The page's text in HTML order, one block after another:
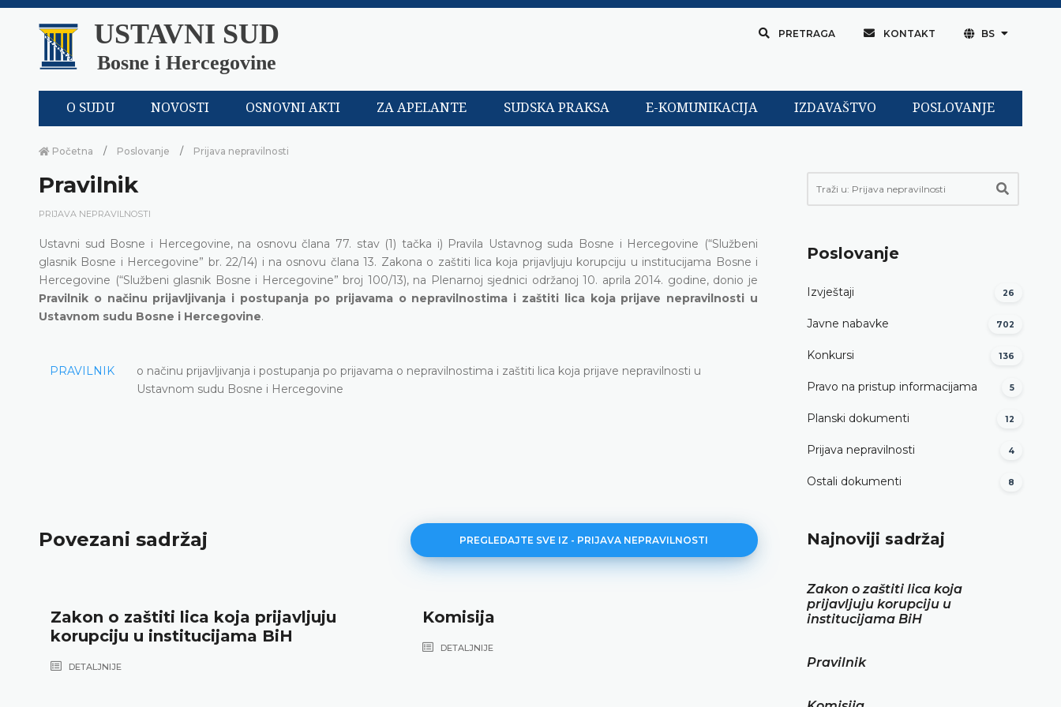
USTAVNI SUD
Bosne i Hercegovine
PRETRAGA KONTAKT BS
O SUDU NOVOSTI OSNOVNI AKTI ZA APELANTE SUDSKA PRAKSA E-KOMUNIKACIJA IZDAVAŠTVO POSLOVANJE
Početna Poslovanje Prijava nepravilnosti
Pravilnik
PRIJAVA NEPRAVILNOSTI
Ustavni sud Bosne i Hercegovine, na osnovu člana 77. stav (1) tačka i) Pravila Ustavnog suda Bosne i Hercegovine (“Službeni
glasnik Bosne i Hercegovine” br. 22/14) i na osnovu člana 13. Zakona o zaštiti lica koja prijavljuju korupciju u institucijama Bosne i
Hercegovine (“Službeni glasnik Bosne i Hercegovine” broj 100/13), na Plenarnoj sjednici održanoj 10. aprila 2014. godine, donio je
Pravilnik o načinu prijavljivanja i postupanja po prijavama o nepravilnostima i zaštiti lica koja prijave nepravilnosti u
Ustavnom sudu Bosne i Hercegovine.
PRAVILNIK
o načinu prijavljivanja i postupanja po prijavama o nepravilnostima i zaštiti lica koja prijave nepravilnosti u
Ustavnom sudu Bosne i Hercegovine
Povezani sadržaj PREGLEDAJTE SVE IZ - PRIJAVA NEPRAVILNOSTI
Zakon o zaštiti lica koja prijavljuju
korupciju u institucijama BiH
DETALJNIJE
Komisija
DETALJNIJE
Obrazac
Poslovanje
Izvještaji 26
Javne nabavke 702
Konkursi 136
Pravo na pristup informacijama 5
Planski dokumenti 12
Prijava nepravilnosti 4
Ostali dokumenti 8
Najnoviji sadržaj
Zakon o zaštiti lica koja
prijavljuju korupciju u
institucijama BiH
Pravilnik